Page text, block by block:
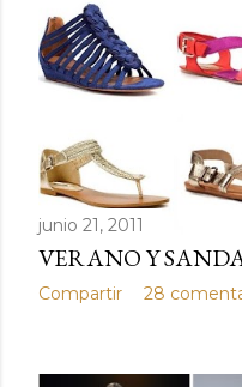
junio 21, 2011
VERANO Y
Compartir 28